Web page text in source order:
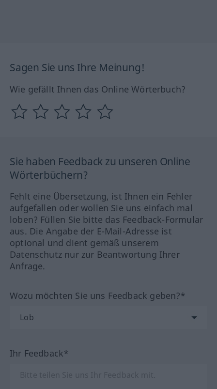
Sagen Sie uns Ihre Meinung!
Wie gefällt Ihnen das Online Wörterbuch?
Sie haben Feedback zu unseren Online
Wörterbüchern?
Fehlt eine Übersetzung, ist Ihnen ein Fehler
aufgefallen oder wollen Sie uns einfach mal
loben? Füllen Sie bitte das Feedback-Formular
aus. Die Angabe der E-Mail-Adresse ist
optional und dient gemäß unserem
Datenschutz nur zur Beantwortung Ihrer
Anfrage.
Wozu möchten Sie uns Feedback geben?*
Ihr Feedback*